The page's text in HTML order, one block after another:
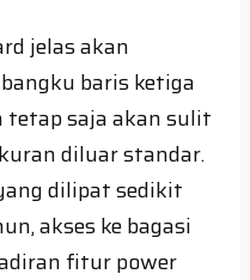
jelas akan
baris ketiga
saja akan sulit
diluar standar.
dilipat sedikit
akses ke bagasi
fitur power